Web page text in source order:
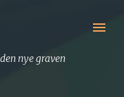
nye graven